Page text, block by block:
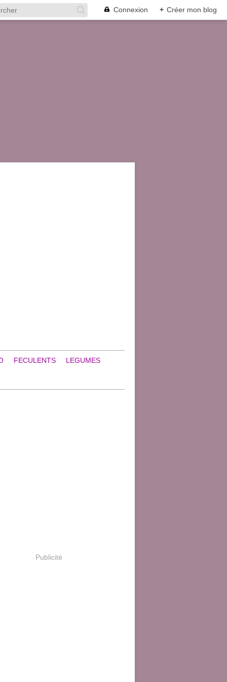
Connexion + Créer mon blog
FECULENTS LEGUMES
Publicité